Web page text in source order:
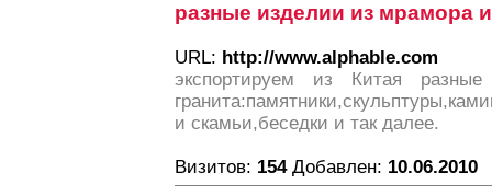
разные изделии из мрамора и
URL: http://www.alphable.com
экспортируем из Китая
и скамьи,беседки и так далее.
Визитов: 154Добавлен: 10.06.2010